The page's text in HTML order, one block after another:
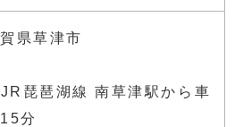
県草津市
琵琶湖線 南草津駅から車
分